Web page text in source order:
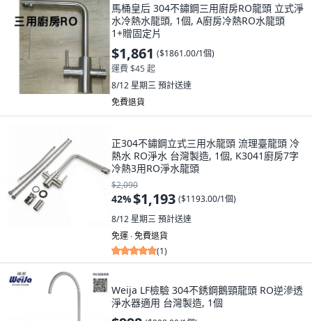
馬桶皇后 304不鏽鋼三用廚房RO龍頭 立式淨
水冷熱水龍頭, 1個, A廚房冷熱RO水龍頭
1+贈固定片
$1,861 ($1861.00/1個)
運費 $45 起
8/12 星期三預計送達
免費退貨
正304不鏽鋼立式三用水龍頭 流理臺龍頭 冷
熱水 RO淨水 台灣製造, 1個, K3041廚房7字
冷熱3用RO淨水龍頭
$2,090
42%$1,193 ($1193.00/1個)
8/12 星期三預計送達
免運 ∙ 免費退貨
(1)
Weija LF檢驗 304不銹鋼鵝頸龍頭 RO逆滲透
淨水器適用 台灣製造, 1個